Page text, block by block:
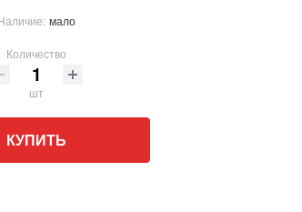
мало
Количество
шт
КУПИТЬ